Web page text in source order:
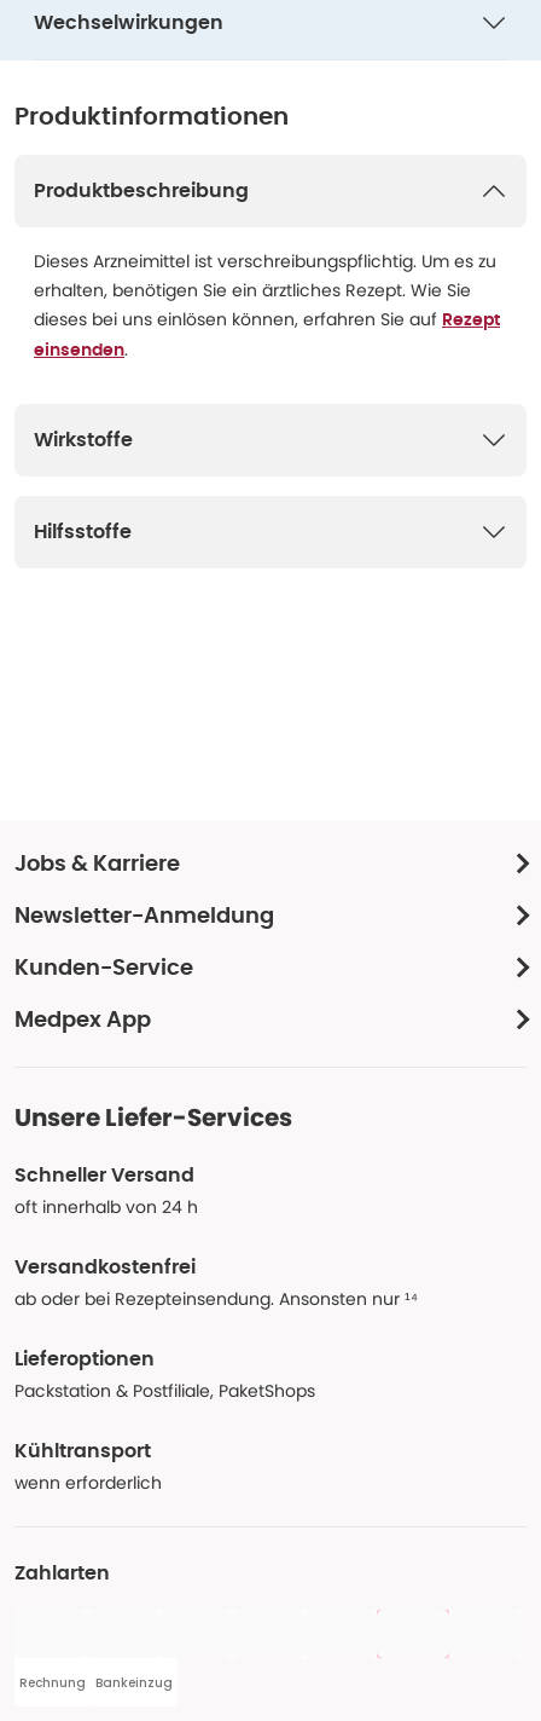
Wechselwirkungen
Produktinformationen
Produktbeschreibung
Dieses Arzneimittel ist verschreibungspflichtig. Um es zu
erhalten, benötigen Sie ein ärztliches Rezept. Wie Sie
dieses bei uns einlösen können, erfahren Sie auf Rezept
einsenden.
Wirkstoffe
Hilfsstoffe
Jobs & Karriere
Newsletter-Anmeldung
Kunden-Service
Medpex App
Unsere Liefer-Services
Schneller Versand
oft innerhalb von 24 h
Versandkostenfrei
ab oder bei Rezepteinsendung. Ansonsten nur ¹⁴
Lieferoptionen
Packstation & Postfiliale, PaketShops
Kühltransport
wenn erforderlich
Zahlarten
Rechnung Bankeinzug